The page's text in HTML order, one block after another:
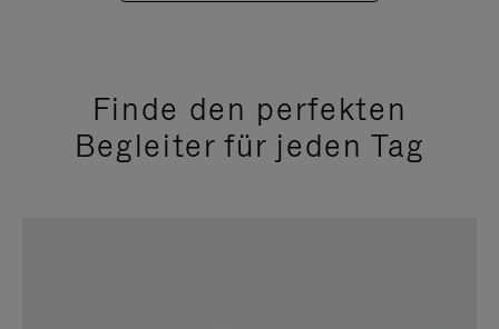
Finde den perfekten
Begleiter für jeden Tag